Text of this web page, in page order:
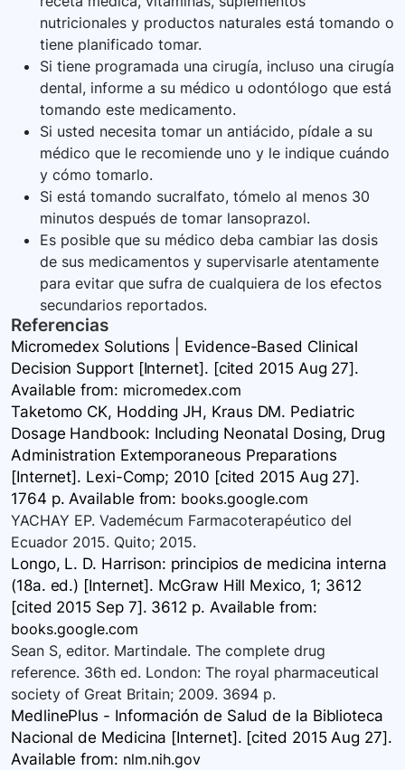
nutricionales y productos naturales está tomando o
tiene planificado tomar.
Si tiene programada una cirugía, incluso una cirugía
dental, informe a su médico u odontólogo que está
tomando este medicamento.
Si usted necesita tomar un antiácido, pídale a su
médico que le recomiende uno y le indique cuándo
y cómo tomarlo.
Si está tomando sucralfato, tómelo al menos 30
minutos después de tomar lansoprazol.
Es posible que su médico deba cambiar las dosis
de sus medicamentos y supervisarle atentamente
para evitar que sufra de cualquiera de los efectos
secundarios reportados.
Referencias
Micromedex Solutions | Evidence-Based Clinical
Decision Support [Internet]. [cited 2015 Aug 27].
Available from: micromedex.com
Taketomo CK, Hodding JH, Kraus DM. Pediatric
Dosage Handbook: Including Neonatal Dosing, Drug
Administration Extemporaneous Preparations
[Internet]. Lexi-Comp; 2010 [cited 2015 Aug 27].
1764 p. Available from: books.google.com
YACHAY EP. Vademécum Farmacoterapéutico del
Ecuador 2015. Quito; 2015.
Longo, L. D. Harrison: principios de medicina interna
(18a. ed.) [Internet]. McGraw Hill Mexico, 1; 3612
[cited 2015 Sep 7]. 3612 p. Available from:
books.google.com
Sean S, editor. Martindale. The complete drug
reference. 36th ed. London: The royal pharmaceutical
society of Great Britain; 2009. 3694 p.
MedlinePlus - Información de Salud de la Biblioteca
Nacional de Medicina [Internet]. [cited 2015 Aug 27].
Available from: nlm.nih.gov